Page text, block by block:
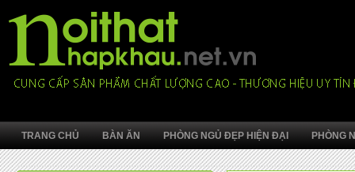
TRANG CHỦ BÀN ĂN PHÒNG NGỦ ĐẸP HIỆN ĐẠI PHÒNG